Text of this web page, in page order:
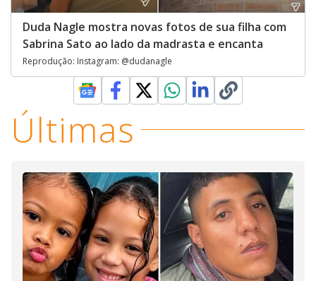
Duda Nagle mostra novas fotos de sua filha com
Sabrina Sato ao lado da madrasta e encanta
Reprodução: Instagram: @dudanagle
Últimas